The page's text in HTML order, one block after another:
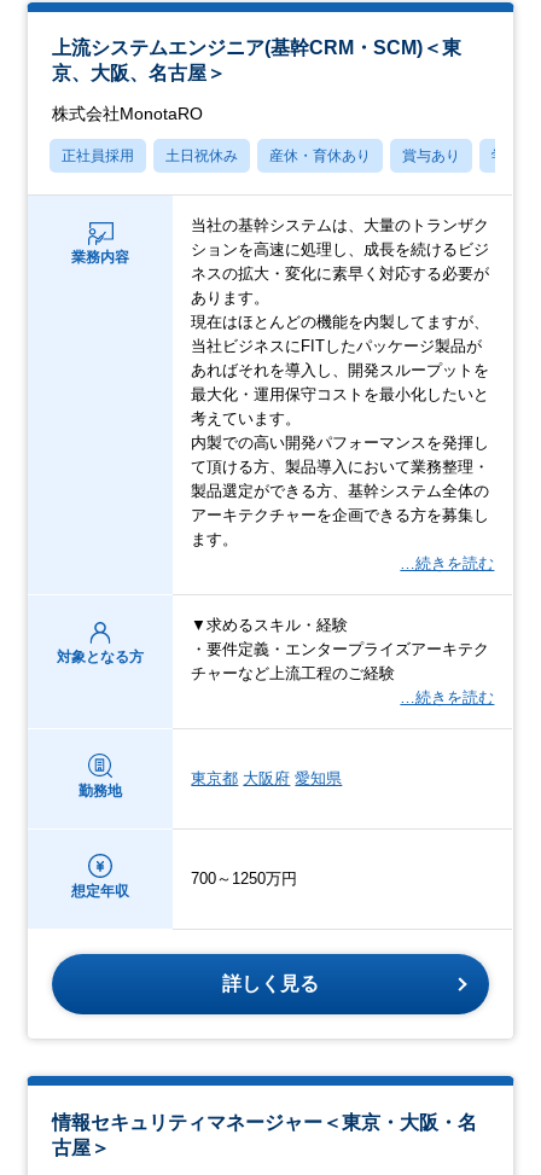
上流システムエンジニア(基幹CRM・SCM)＜東
京、大阪、名古屋＞
株式会社MonotaRO
正社員採用 土日祝休み 産休・育休あり 賞与あり 学歴不
業務内容
当社の基幹システムは、大量のトランザク
ションを高速に処理し、成長を続けるビジ
ネスの拡大・変化に素早く対応する必要が
あります。
現在はほとんどの機能を内製してますが、
当社ビジネスにFITしたパッケージ製品が
あればそれを導入し、開発スループットを
最大化・運用保守コストを最小化したいと
考えています。
内製での高い開発パフォーマンスを発揮し
て頂ける方、製品導入において業務整理・
製品選定ができる方、基幹システム全体の
アーキテクチャーを企画できる方を募集し
ます。
…続きを読む
対象となる方
▼求めるスキル・経験
・要件定義・エンタープライズアーキテク
チャーなど上流工程のご経験
…続きを読む
勤務地
東京都 大阪府 愛知県
想定年収
700～1250万円
詳しく見る
情報セキュリティマネージャー＜東京・大阪・名
古屋＞